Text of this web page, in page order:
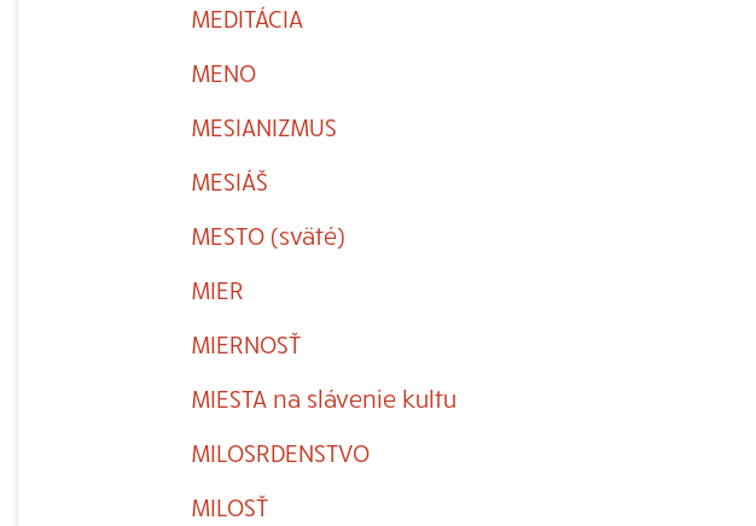
MEDITÁCIA
MENO
MESIANIZMUS
MESIÁŠ
MESTO (sväté)
MIER
MIERNOSŤ
MIESTA na slávenie kultu
MILOSRDENSTVO
MILOSŤ